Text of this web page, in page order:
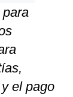
el pago